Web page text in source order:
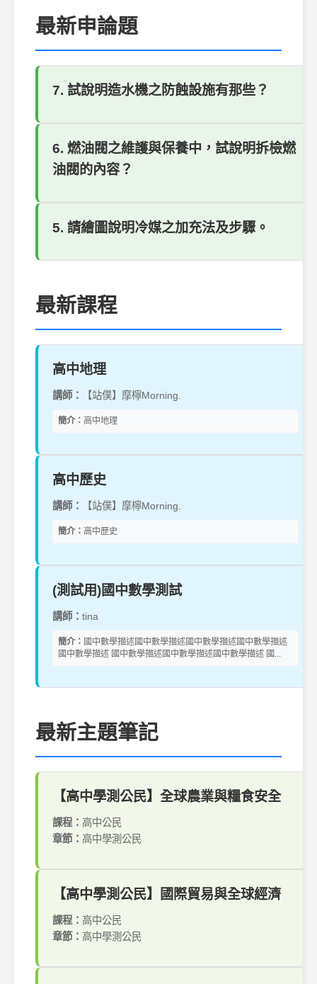
最新申論題
7. 試說明造水機之防蝕設施有那些？
6. 燃油閥之維護與保養中，試說明拆檢燃
油閥的內容？
5. 請繪圖說明冷媒之加充法及步驟。
最新課程
高中地理
講師： 【站僕】摩檸Morning.
簡介： 高中地理
高中歷史
講師： 【站僕】摩檸Morning.
簡介： 高中歷史
(測試用)國中數學測試
講師： tina
簡介： 國中數學描述國中數學描述國中數學描述國中數學描述
國中數學描述 國中數學描述國中數學描述國中數學描述 國...
最新主題筆記
【高中學測公民】全球農業與糧食安全
課程： 高中公民
章節： 高中學測公民
【高中學測公民】國際貿易與全球經濟
課程： 高中公民
章節： 高中學測公民